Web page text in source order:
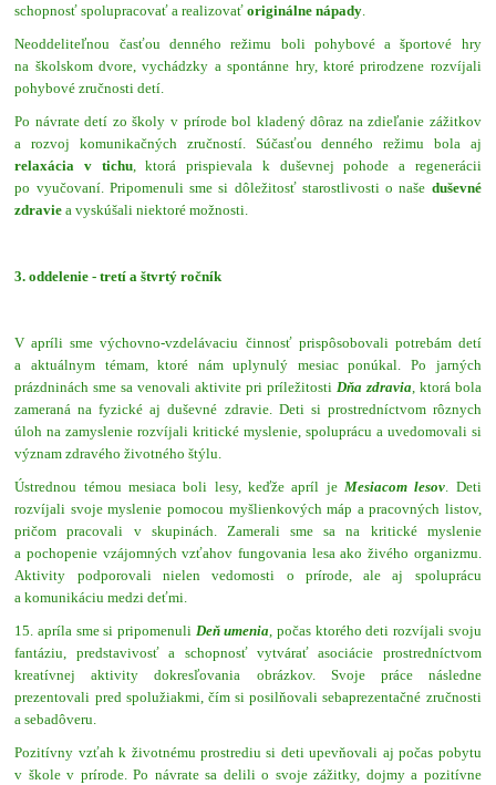
schopnosť spolupracovať a realizovaťoriginálne nápady
Neoddeliteľnou časťou denného režimu boli pohybové a športové hry
na školskom dvore, vychádzky a spontánne hry, ktoré prirodzene rozvíjali
pohybové zručnosti detí.
Po návrate detí zo školy v prírode bol kladený dôraz na zdieľanie zážitkov
a rozvoj komunikačných zručností. Súčasťou denného režimu bola aj
relaxácia v tichu, ktorá prispievala k duševnej pohode a regenerácii
po vyučovaní. Pripomenuli sme si dôležitosť starostlivosti o naše duševné
zdraviea vyskúšali niektoré možnosti.
3. oddelenie - tretí a štvrtý ročník
V apríli sme výchovno-vzdelávaciu činnosť prispôsobovali potrebám detí
a aktuálnym témam, ktoré nám uplynulý mesiac ponúkal. Po jarných
prázdninách sme sa venovali aktivite pri príležitosti Dňa zdravia , ktorá bola
zameraná na fyzické aj duševné zdravie. Deti si prostredníctvom rôznych
úloh na zamyslenie rozvíjali kritické myslenie, spoluprácu a uvedomovali si
význam zdravého životného štýlu.
Ústrednou témou mesiaca boli lesy, keďže apríl je Mesiacom lesov . Deti
rozvíjali svoje myslenie pomocou myšlienkových máp a pracovných listov,
pričom pracovali v skupinách. Zamerali sme sa na kritické myslenie
a pochopenie vzájomných vzťahov fungovania lesa ako živého organizmu.
Aktivity podporovali nielen vedomosti o prírode, ale aj spoluprácu
a komunikáciu medzi deťmi.
15. apríla sme si pripomenuli Deň umenia , počas ktorého deti rozvíjali svoju
fantáziu, predstavivosť a schopnosť vytvárať asociácie prostredníctvom
kreatívnej aktivity dokresľovania obrázkov. Svoje práce následne
prezentovali pred spolužiakmi, čím si posilňovali sebaprezentačné zručnosti
a sebadôveru.
Pozitívny vzťah k životnému prostrediu si deti upevňovali aj počas pobytu
v škole v prírode. Po návrate sa delili o svoje zážitky, dojmy a pozitívne